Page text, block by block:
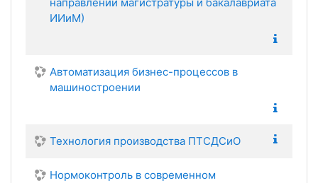
ИИиМ)
Автоматизация бизнес-процессов в
машиностроении
Технология производства ПТСДСиО
Нормоконтроль в современном